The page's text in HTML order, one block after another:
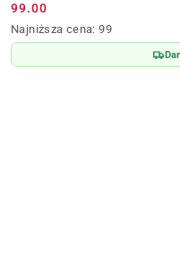
Cena
promocyjna:
99.00
Najniższa
cena
z
Najniższa cena: 99